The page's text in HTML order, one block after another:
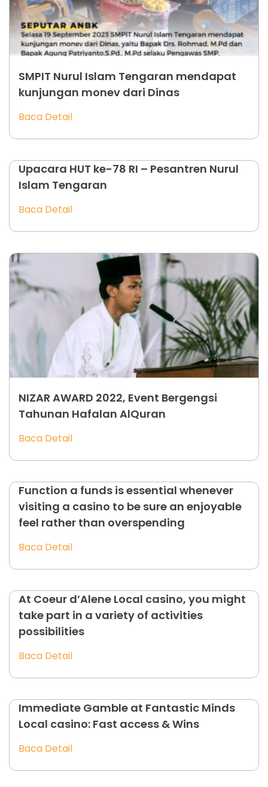
SMPIT Nurul Islam Tengaran mendapat
kunjungan monev dari Dinas
Baca Detail
Upacara HUT ke-78 RI – Pesantren Nurul
Islam Tengaran
Baca Detail
NIZAR AWARD 2022, Event Bergengsi
Tahunan Hafalan AlQuran
Baca Detail
Function a funds is essential whenever
visiting a casino to be sure an enjoyable
feel rather than overspending
Baca Detail
At Coeur d’Alene Local casino, you might
take part in a variety of activities
possibilities
Baca Detail
Immediate Gamble at Fantastic Minds
Local casino: Fast access & Wins
Baca Detail